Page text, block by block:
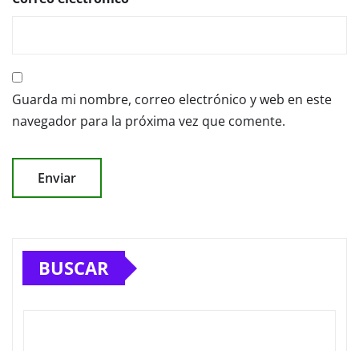
Guarda mi nombre, correo electrónico y web en este
navegador para la próxima vez que comente.
BUSCAR